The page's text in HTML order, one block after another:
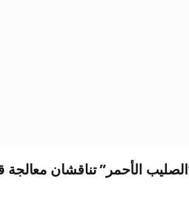
الأحمر” تناقشان معالجة